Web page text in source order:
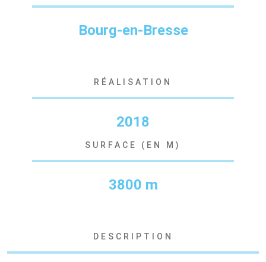
Bourg-en-Bresse
RÉALISATION
2018
SURFACE (EN M)
3800 m
DESCRIPTION